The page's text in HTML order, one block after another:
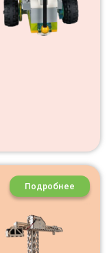
Подробнее